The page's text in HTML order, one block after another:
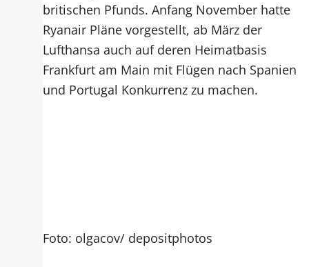
britischen Pfunds. Anfang November hatte
Ryanair Pläne vorgestellt, ab März der
Lufthansa auch auf deren Heimatbasis
Frankfurt am Main mit Flügen nach Spanien
und Portugal Konkurrenz zu machen.
Foto: olgacov/ depositphotos